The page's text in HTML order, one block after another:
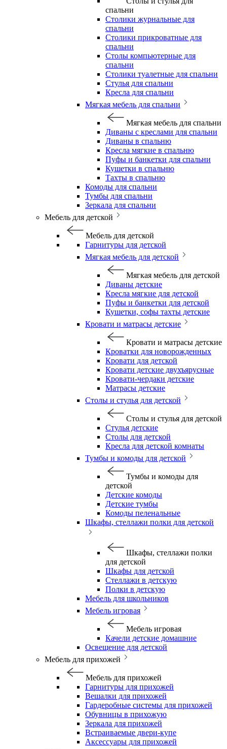
спальни
Столики журнальные для
спальни
Столики прикроватные для
спальни
Столы компьютерные для
спальни
Столики туалетные для спальни
Стулья для спальни
Кресла для спальни
Мягкая мебель для спальни
Мягкая мебель для спальни
Диваны с креслами для спальни
Диваны в спальню
Кресла мягкие в спальню
Пуфы и банкетки для спальни
Кушетки в спальню
Тахты в спальню
Комоды для спальни
Тумбы для спальни
Зеркала для спальни
Мебель для детской
Мебель для детской
Гарнитуры для детской
Мягкая мебель для детской
Мягкая мебель для детской
Диваны детские
Кресла мягкие для детской
Пуфы и банкетки для детской
Кушетки, софы тахты детские
Кровати и матрасы детские
Кровати и матрасы детские
Кроватки для новорожденных
Кровати для детской
Кровати детские двухъярусные
Кровати-чердаки детские
Матрасы детские
Столы и стулья для детской
Столы и стулья для детской
Стулья детские
Столы для детской
Кресла для детской комнаты
Тумбы и комоды для детской
Тумбы и комоды для
детской
Детские комоды
Детские тумбы
Комоды пеленальные
Шкафы, стеллажи полки для детской
Шкафы, стеллажи полки
для детской
Шкафы для детской
Стеллажи в детскую
Полки в детскую
Мебель для школьников
Мебель игровая
Мебель игровая
Качели детские домашние
Освещение для детской
Мебель для прихожей
Мебель для прихожей
Гарнитуры для прихожей
Вешалки для прихожей
Гардеробные системы для прихожей
Обувницы в прихожую
Зеркала для прихожей
Встраиваемые двери-купе
Аксессуары для прихожей